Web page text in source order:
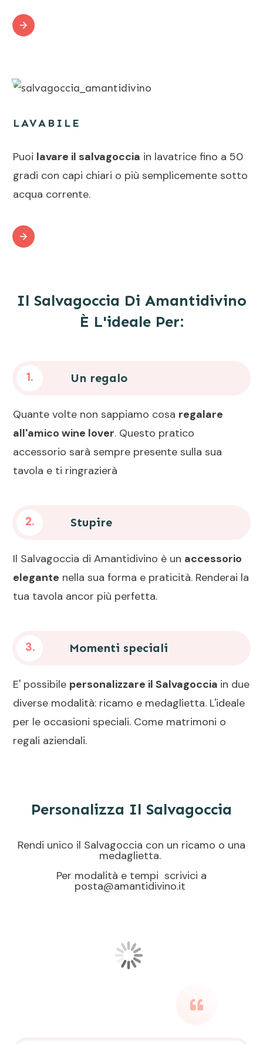
LAVABILE
Puoi lavare il salvagoccia in lavatrice fino a 50
gradi con capi chiari o più semplicemente sotto
acqua corrente.
Il Salvagoccia Di Amantidivino
È L'ideale Per:
1. Un regalo
Quante volte non sappiamo cosa regalare
all'amico wine lover. Questo pratico
accessorio sarà sempre presente sulla sua
tavola e ti ringrazierà
2. Stupire
Il Salvagoccia di Amantidivino è un accessorio
elegante nella sua forma e praticità. Renderai la
tua tavola ancor più perfetta.
3. Momenti speciali
E' possibile personalizzare il Salvagoccia in due
diverse modalità: ricamo e medaglietta. L'ideale
per le occasioni speciali. Come matrimoni o
regali aziendali.
Personalizza Il Salvagoccia
Rendi unico il Salvagoccia con un ricamo o una
medaglietta.
Per modalità e tempi scrivici a
posta@amantidivino.it